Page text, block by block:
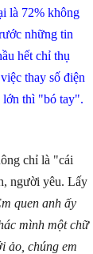
là 72% không
những tin
hết chỉ thụ
thay số điện
lớn thì "bó tay".
chỉ là "cái
người yêu. Lấy
quen anh ấy
mình một chữ
ảo, chúng em